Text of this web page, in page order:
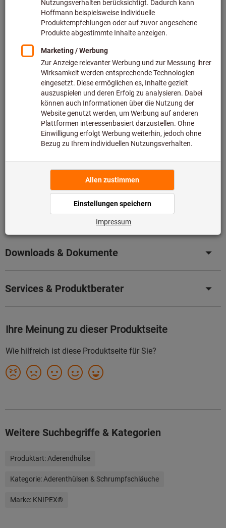
In den Warenkorb
Voraussichtliche Lieferzeit: 1-2 Wochen
Bitte beachten Sie die Lieferzeit und eingeschränkte
Beratung:
Diesen Artikel bestellen wir für Sie direkt beim Hersteller,
da er nicht Bestandteil unseres Hauptsortiments ist und
somit nicht bei uns auf Lager liegt.Infos
Artikel merken Artikel teilen
Beschreibung
Downloads & Dokumente
Services & Produktberater
Weitere Suchbegriffe & Kategorien
Produktart: Aderendhülse
Kategorie: Aderenthülsen & Schrumpfschläuche
Marke: KNIPEX®